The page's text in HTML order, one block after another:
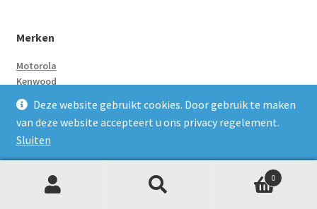
Merken
Motorola
Kenwood
Type vergunning
Vergunningsvrij
Vergunningsplichtig
0
Deze website gebruikt cookies. Door gebruik te maken
van deze website accepteert u ons privacy regelement.
Sluiten